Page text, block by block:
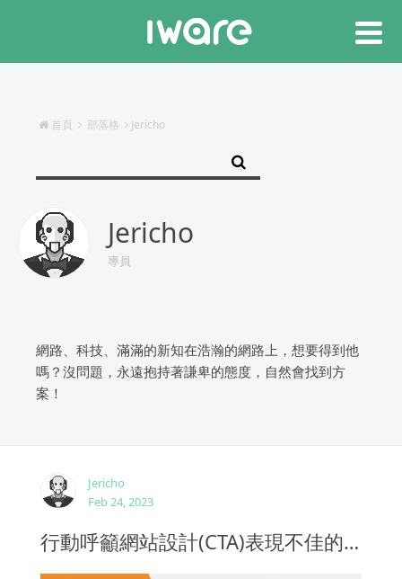
首頁 部落格 Jericho
Jericho
專員
網路、科技、滿滿的新知在浩瀚的網路上，想要得到他
嗎？沒問題，永遠抱持著謙卑的態度，自然會找到方
案！
Jericho
Feb 24, 2023
行動呼籲網站設計(CTA)表現不佳的原因以及如何解決